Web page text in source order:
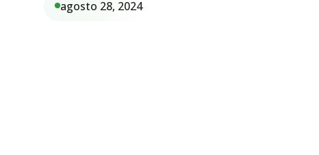
agosto 28, 2024